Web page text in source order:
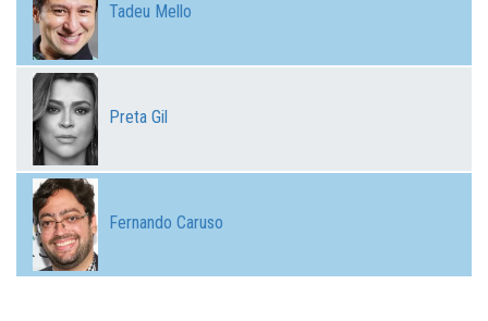
Tadeu Mello
Preta Gil
Fernando Caruso